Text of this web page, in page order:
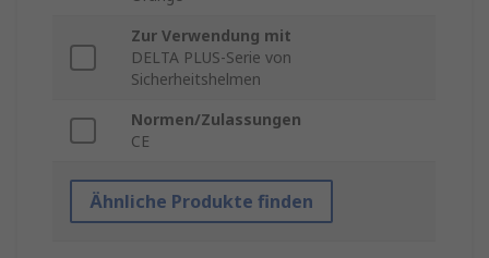
Zur Verwendung mit
DELTA PLUS-Serie von
Sicherheitshelmen
Normen/Zulassungen
CE
Ähnliche Produkte finden